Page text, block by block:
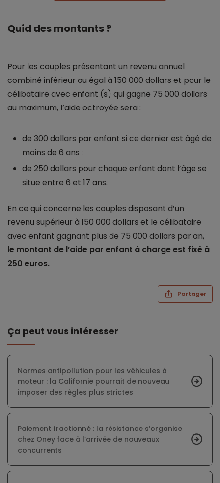
Quid des montants ?
Pour les couples présentant un revenu annuel
combiné inférieur ou égal à 150 000 dollars et pour le
célibataire avec enfant (s) qui gagne 75 000 dollars
au maximum, l’aide octroyée sera :
de 300 dollars par enfant si ce dernier est âgé de
moins de 6 ans ;
de 250 dollars pour chaque enfant dont l’âge se
situe entre 6 et 17 ans.
En ce qui concerne les couples disposant d’un
revenu supérieur à 150 000 dollars et le célibataire
avec enfant gagnant plus de 75 000 dollars par an,
le montant de l’aide par enfant à charge est fixé à
250 euros.
Partager
Ça peut vous intéresser
Normes antipollution pour les véhicules à
moteur : la Californie pourrait de nouveau
imposer des règles plus strictes
Paiement fractionné : la résistance s’organise
chez Oney face à l’arrivée de nouveaux
concurrents